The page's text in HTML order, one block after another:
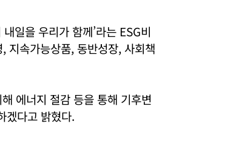
일을 우리가 함께’라는 ESG비
지속가능상품, 동반성장, 사회책
에너지 절감 등을 통해 기후변
겠다고 밝혔다.